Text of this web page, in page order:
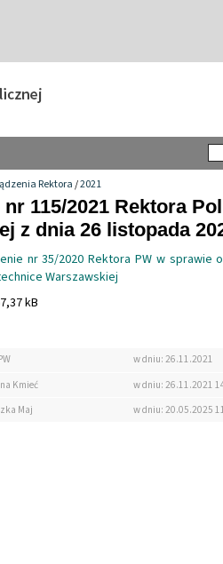
Rektora/2021
nr 115/2021 Rektora
z dnia 26 listopada
nr 35/2020 Rektora PW w sprawie
Warszawskiej
kB
w dniu: 26.11.2021
Kmieć
w dniu: 26.11.2021
Maj
w dniu: 20.05.2025